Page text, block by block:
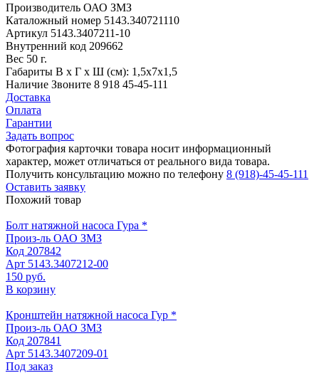
Производитель ОАО ЗМЗ
Каталожный номер 5143.340721110
Артикул 5143.3407211-10
Внутренний код 209662
Вес 50 г.
Габариты В х Г х Ш (см): 1,5х7х1,5
Наличие Звоните 8 918 45-45-111
Доставка
Оплата
Гарантии
Задать вопрос
Фотография карточки товара носит информационный
характер, может отличаться от реального вида товара.
Получить консультацию можно по телефону 8 (918)-45-45-111
Оставить заявку
Похожий товар
Болт натяжной насоса Гура *
Произ-ль ОАО ЗМЗ
Код 207842
Арт 5143.3407212-00
150 руб.
В корзину
Кронштейн натяжной насоса Гур *
Произ-ль ОАО ЗМЗ
Код 207841
Арт 5143.3407209-01
Под заказ